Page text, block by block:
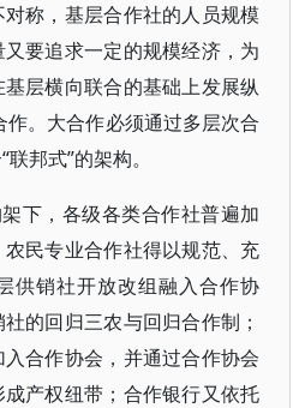
称，基层合作社的人员规模
要追求一定的规模经济，为
层横向联合的基础上发展纵
。大合作必须通过多层次合
邦式”的架构。
下，各级各类合作社普遍加
民专业合作社得以规范、充
供销社开放改组融入合作协
的回归三农与回归合作制；
合作协会，并通过合作协会
产权纽带；合作银行又依托